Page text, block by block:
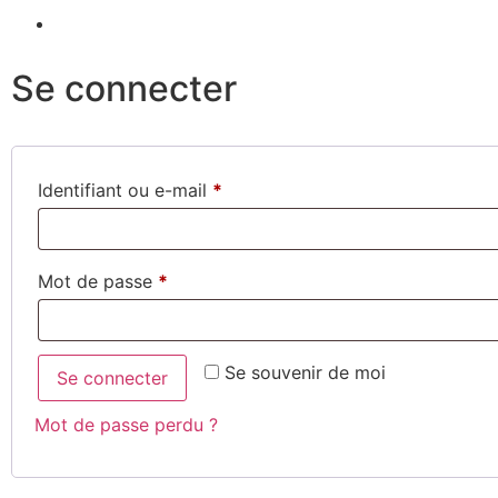
Se connecter
Identifiant ou e-mail *
Mot de passe *
Se souvenir de moi
Se connecter
Mot de passe perdu ?